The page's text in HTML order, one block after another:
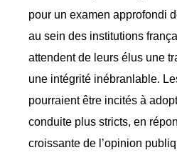
pour un examen approfondi
au sein des institutions
attendent de leurs élus une
une intégrité inébranlable.
pourraient être incités à
conduite plus stricts, en
croissante de l’opinion